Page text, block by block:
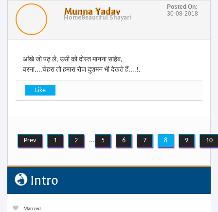
Munna Yadav
HomeBeautiful Shayari
Posted On:
30-08-2018
आंखे जो पढ़ ले, उसी को दोस्त मानना साहेब,
वरना....चेहरा तो हमारा रोज दुशमन भी देखते हैं....!.
Prev 1 2 ... 5 6 7 8 9 10
Intro
Married